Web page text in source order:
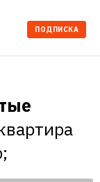
ПОДПИСКА